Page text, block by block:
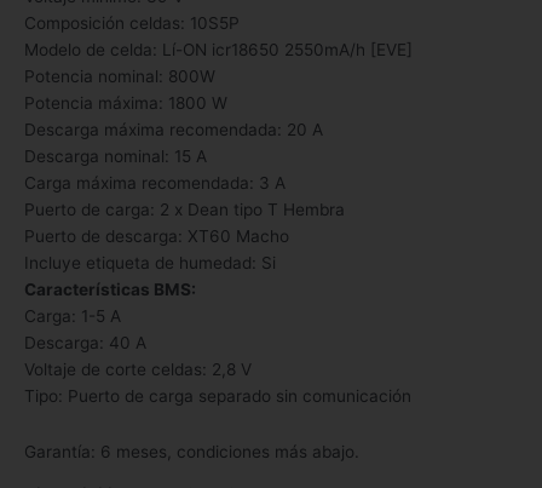
Composición celdas: 10S5P
Modelo de celda: Lí-ON icr18650 2550mA/h [EVE]
Potencia nominal: 800W
Potencia máxima: 1800 W
Descarga máxima recomendada: 20 A
Descarga nominal: 15 A
Carga máxima recomendada: 3 A
Puerto de carga: 2 x Dean tipo T Hembra
Puerto de descarga: XT60 Macho
Incluye etiqueta de humedad: Si
Características BMS:
Carga: 1-5 A
Descarga: 40 A
Voltaje de corte celdas: 2,8 V
Tipo: Puerto de carga separado sin comunicación
Garantía: 6 meses, condiciones más abajo.